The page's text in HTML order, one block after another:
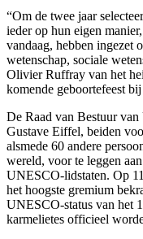
“Om de twee jaar
ieder op hun eigen
vandaag, hebben ingezet
wetenschap, sociale
Olivier Ruffray van het
komende geboortefeest
De Raad van Bestuur
Gustave Eiffel, beiden
alsmede 60 andere
wereld, voor te leggen
UNESCO-lidstaten. Op
het hoogste gremium
UNESCO-status van het
karmelietes officieel